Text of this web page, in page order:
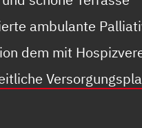
ambulante
dem mit